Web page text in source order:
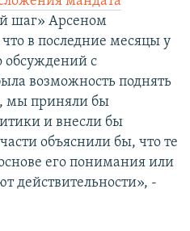
шаг» Арсеном
в последние месяцы у
обсуждений с
возможность поднять
мы приняли бы
и внесли бы
объяснили бы, что те
его понимания или
действительности», -